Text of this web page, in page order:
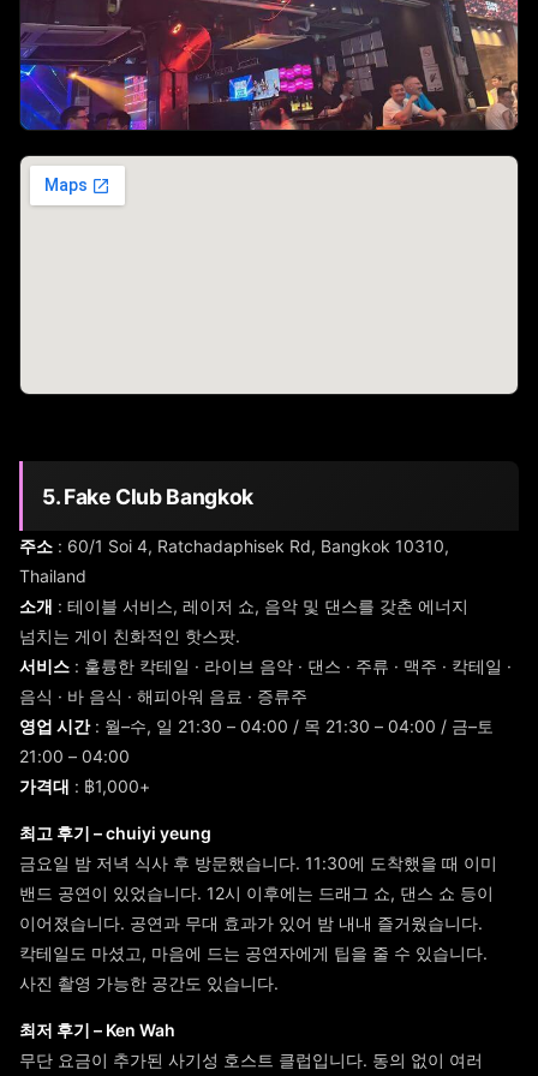
5. Fake Club Bangkok
주소 : 60/1 Soi 4, Ratchadaphisek Rd, Bangkok 10310,
Thailand
소개 : 테이블 서비스, 레이저 쇼, 음악 및 댄스를 갖춘 에너지
넘치는 게이 친화적인 핫스팟.
서비스 : 훌륭한 칵테일 · 라이브 음악 · 댄스 · 주류 · 맥주 · 칵테일 ·
음식 · 바 음식 · 해피아워 음료 · 증류주
영업 시간: 월–수, 일 21:30 – 04:00 / 목 21:30 – 04:00 / 금–토
21:00 – 04:00
가격대 : ฿1,000+
최고 후기 – chuiyi yeung
금요일 밤 저녁 식사 후 방문했습니다. 11:30에 도착했을 때 이미
밴드 공연이 있었습니다. 12시 이후에는 드래그 쇼, 댄스 쇼 등이
이어졌습니다. 공연과 무대 효과가 있어 밤 내내 즐거웠습니다.
칵테일도 마셨고, 마음에 드는 공연자에게 팁을 줄 수 있습니다.
사진 촬영 가능한 공간도 있습니다.
최저 후기 – Ken Wah
무단 요금이 추가된 사기성 호스트 클럽입니다. 동의 없이 여러